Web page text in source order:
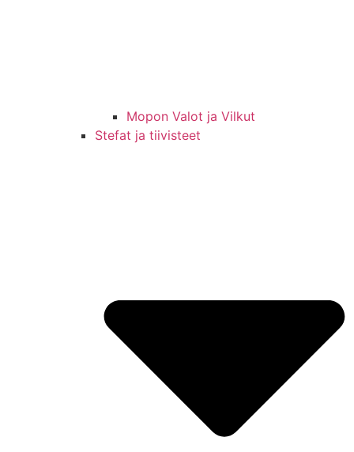
Mopon Valot ja Vilkut
Stefat ja tiivisteet